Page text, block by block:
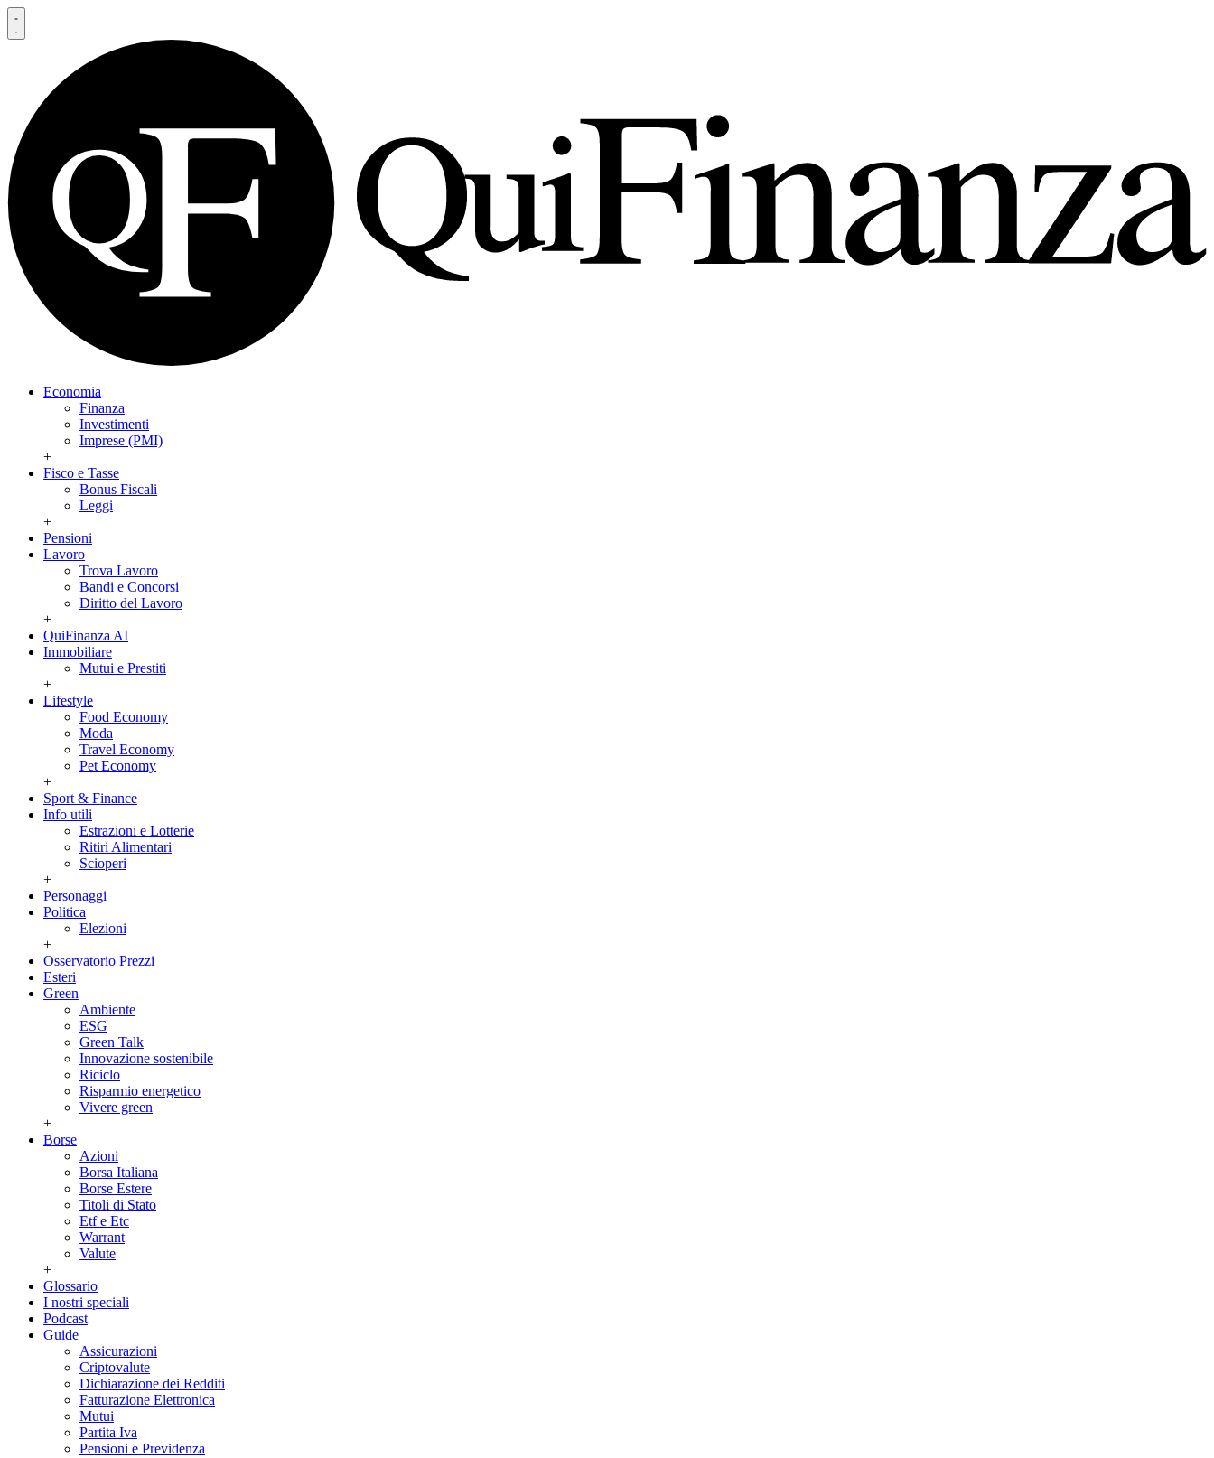
Economia
Finanza
Investimenti
Imprese (PMI)
+
Fisco e Tasse
Bonus Fiscali
Leggi
+
Pensioni
Lavoro
Trova Lavoro
Bandi e Concorsi
Diritto del Lavoro
+
QuiFinanza AI
Immobiliare
Mutui e Prestiti
+
Lifestyle
Food Economy
Moda
Travel Economy
Pet Economy
+
Sport & Finance
Info utili
Estrazioni e Lotterie
Ritiri Alimentari
Scioperi
+
Personaggi
Politica
Elezioni
+
Osservatorio Prezzi
Esteri
Green
Ambiente
ESG
Green Talk
Innovazione sostenibile
Riciclo
Risparmio energetico
Vivere green
+
Borse
Azioni
Borsa Italiana
Borse Estere
Titoli di Stato
Etf e Etc
Warrant
Valute
+
Glossario
I nostri speciali
Podcast
Guide
Assicurazioni
Criptovalute
Dichiarazione dei Redditi
Fatturazione Elettronica
Mutui
Partita Iva
Pensioni e Previdenza